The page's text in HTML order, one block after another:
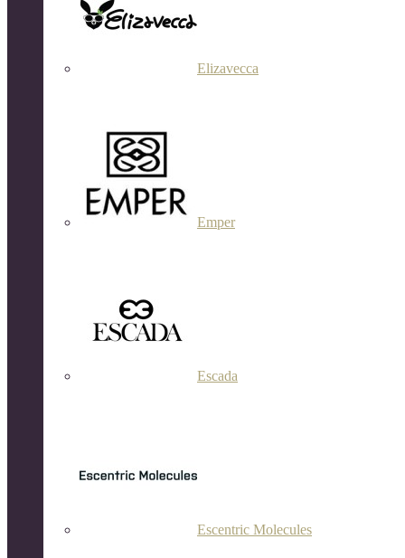
Elizavecca
Emper
Escada
Escentric Molecules